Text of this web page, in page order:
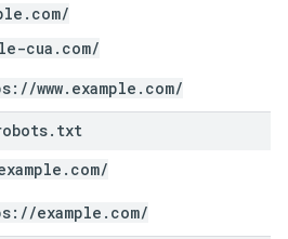
cua.com/
www.example.com/
. txt
example.com/